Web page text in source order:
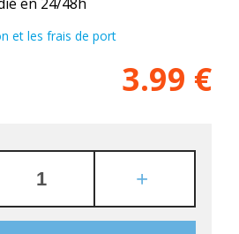
et les frais de port
3.99 €